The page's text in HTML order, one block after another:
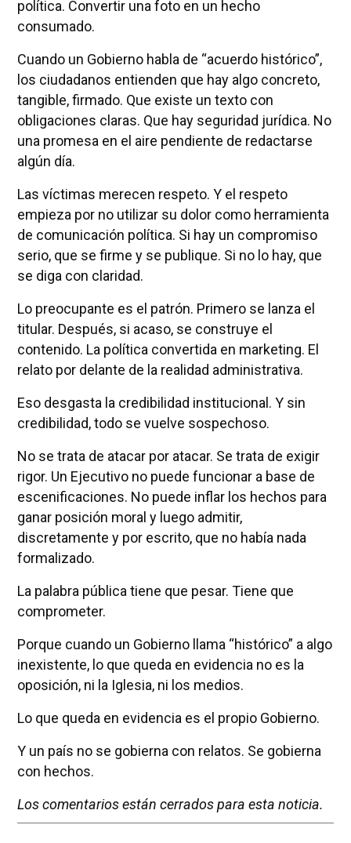
política. Convertir una foto en un hecho
consumado.
Cuando un Gobierno habla de “acuerdo histórico”,
los ciudadanos entienden que hay algo concreto,
tangible, firmado. Que existe un texto con
obligaciones claras. Que hay seguridad jurídica. No
una promesa en el aire pendiente de redactarse
algún día.
Las víctimas merecen respeto. Y el respeto
empieza por no utilizar su dolor como herramienta
de comunicación política. Si hay un compromiso
serio, que se firme y se publique. Si no lo hay, que
se diga con claridad.
Lo preocupante es el patrón. Primero se lanza el
titular. Después, si acaso, se construye el
contenido. La política convertida en marketing. El
relato por delante de la realidad administrativa.
Eso desgasta la credibilidad institucional. Y sin
credibilidad, todo se vuelve sospechoso.
No se trata de atacar por atacar. Se trata de exigir
rigor. Un Ejecutivo no puede funcionar a base de
escenificaciones. No puede inflar los hechos para
ganar posición moral y luego admitir,
discretamente y por escrito, que no había nada
formalizado.
La palabra pública tiene que pesar. Tiene que
comprometer.
Porque cuando un Gobierno llama “histórico” a algo
inexistente, lo que queda en evidencia no es la
oposición, ni la Iglesia, ni los medios.
Lo que queda en evidencia es el propio Gobierno.
Y un país no se gobierna con relatos. Se gobierna
con hechos.
Los comentarios están cerrados para esta noticia.